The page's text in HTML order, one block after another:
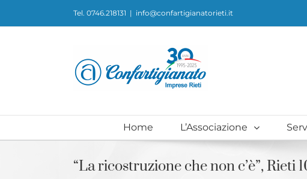
Tel. 0746.218131 | info@confartigianatorieti.it
Home L’Associazione
“La ricostruzione che non c’è”, Rieti